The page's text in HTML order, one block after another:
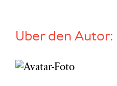
Über den Autor: